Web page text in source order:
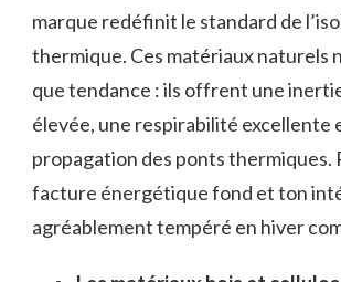
marque redéfinit le standard de
thermique. Ces matériaux naturels
que tendance : ils offrent une
élevée, une respirabilité excellente
propagation des ponts thermiques.
facture énergétique fond et ton
agréablement tempéré en hiver